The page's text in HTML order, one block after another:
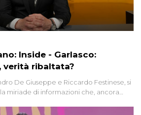
Inside - Garlasco:
verità ribaltata?
De Giuseppe e Riccardo Festinese, si
miriade di informazioni che, ancora
ultimi anni. Lo speciale ricostruisce la